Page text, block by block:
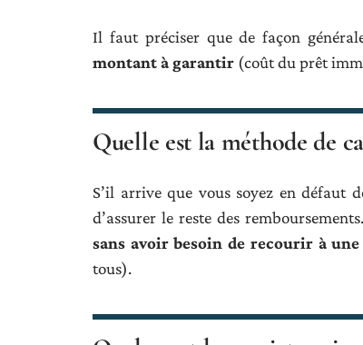
Il faut préciser que de façon
montant à garantir (coût du prêt
Quelle est la méthode de
S’il arrive que vous soyez en défaut
d’assurer le reste des
sans avoir besoin de recourir à
tous).